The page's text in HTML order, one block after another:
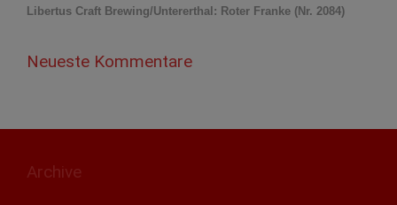
Libertus Craft Brewing/Untererthal: Roter Franke (Nr. 2084)
Neueste Kommentare
Archive